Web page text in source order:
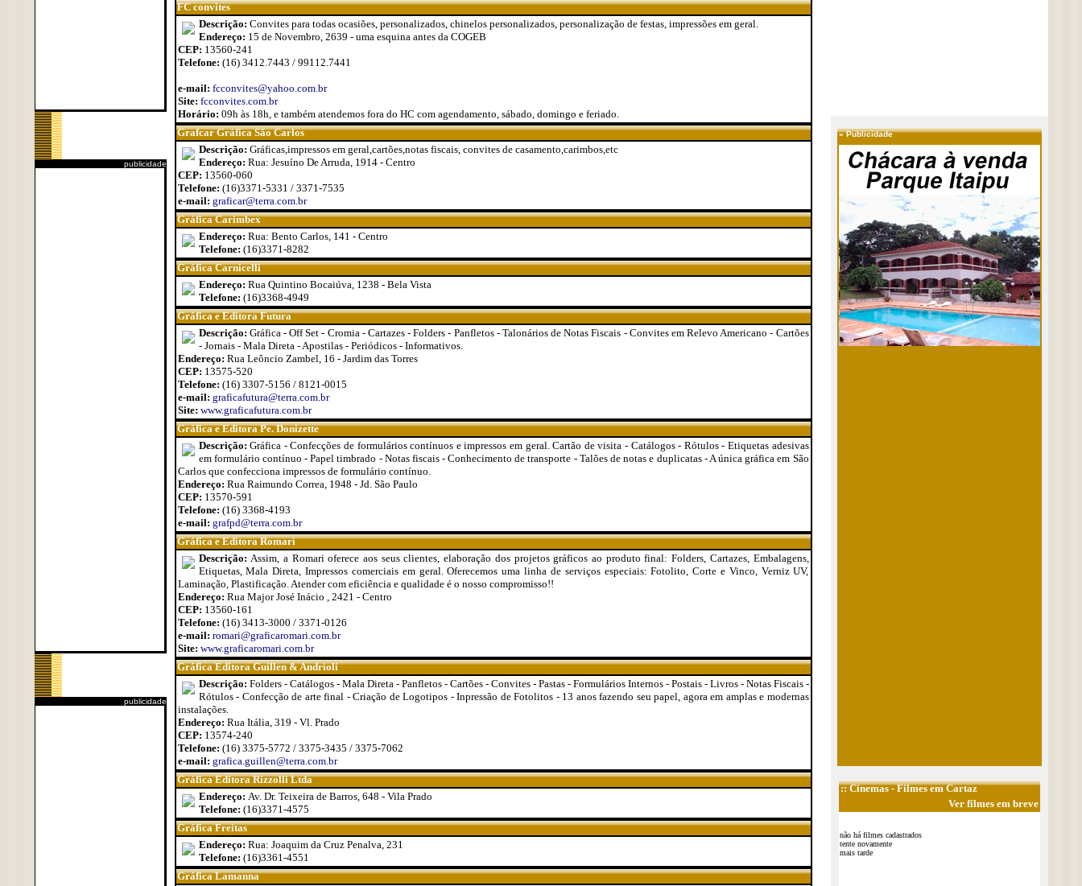
publicidade
publicidade
FC convites
Descrição: Convites para todas ocasiões, personalizados, chinelos personalizados, personalização de festas, impressões em geral.
Endereço: 15 de Novembro, 2639 - uma esquina antes da COGEB
CEP: 13560-241
Telefone: (16) 3412.7443 / 99112.7441
e-mail: fcconvites@yahoo.com.br
Site: fcconvites.com.br
Horário: 09h às 18h, e também atendemos fora do HC com agendamento, sábado, domingo e feriado.
Grafcar Gráfica São Carlos
Descrição: Gráficas,impressos em geral,cartões,notas fiscais, convites de casamento,carimbos,etc
Endereço: Rua: Jesuíno De Arruda, 1914 - Centro
CEP: 13560-060
Telefone: (16)3371-5331 / 3371-7535
e-mail: graficar@terra.com.br
Gráfica Carimbex
Endereço: Rua: Bento Carlos, 141 - Centro
Telefone: (16)3371-8282
Gráfica Carnicelli
Endereço: Rua Quintino Bocaiúva, 1238 - Bela Vista
Telefone: (16)3368-4949
Gráfica e Editora Futura
Descrição: Gráfica - Off Set - Cromia - Cartazes - Folders - Panfletos - Talonários de Notas Fiscais - Convites em Relevo Americano - Cartões
- Jornais - Mala Direta - Apostilas - Periódicos - Informativos.
Endereço: Rua Leôncio Zambel, 16 - Jardim das Torres
CEP: 13575-520
Telefone: (16) 3307-5156 / 8121-0015
e-mail: graficafutura@terra.com.br
Site: www.graficafutura.com.br
Gráfica e Editora Pe. Donizette
Descrição:Gráfica - Confecções de formulários contínuos e impressos em geral. Cartão de visita - Catálogos - Rótulos - Etiquetas adesivas
em formulário contínuo - Papel timbrado - Notas fiscais - Conhecimento de transporte - Talões de notas e duplicatas - A única gráfica em São
Carlos que confecciona impressos de formulário contínuo.
Endereço: Rua Raimundo Correa, 1948 - Jd. São Paulo
CEP: 13570-591
Telefone: (16) 3368-4193
e-mail: grafpd@terra.com.br
Gráfica e Editora Romari
Descrição:Assim, a Romari oferece aos seus clientes, elaboração dos projetos gráficos ao produto final: Folders, Cartazes, Embalagens,
Etiquetas, Mala Direta, Impressos comerciais em geral. Oferecemos uma linha de serviços especiais: Fotolito, Corte e Vinco, Verniz UV,
Laminação, Plastificação. Atender com eficiência e qualidade é o nosso compromisso!!
Endereço: Rua Major José Inácio , 2421 - Centro
CEP: 13560-161
Telefone: (16) 3413-3000 / 3371-0126
e-mail: romari@graficaromari.com.br
Site: www.graficaromari.com.br
Gráfica Editora Guillen & Andrioli
Descrição: Folders - Catálogos - Mala Direta - Panfletos - Cartões - Convites - Pastas - Formulários Internos - Postais - Livros - Notas Fiscais -
Rótulos - Confecção de arte final - Criação de Logotipos - Inpressão de Fotolitos - 13 anos fazendo seu papel, agora em amplas e modernas
instalações.
Endereço: Rua Itália, 319 - Vl. Prado
CEP: 13574-240
Telefone: (16) 3375-5772 / 3375-3435 / 3375-7062
e-mail: grafica.guillen@terra.com.br
Gráfica Editora Rizzolli Ltda
Endereço: Av. Dr. Teixeira de Barros, 648 - Vila Prado
Telefone: (16)3371-4575
Gráfica Freitas
Endereço: Rua: Joaquim da Cruz Penalva, 231
Telefone: (16)3361-4551
Gráfica Lamanna
»Publicidade
::Cinemas- Filmes em Cartaz
Ver filmes em breve
não há filmes cadastrados
tente novamente
mais tarde